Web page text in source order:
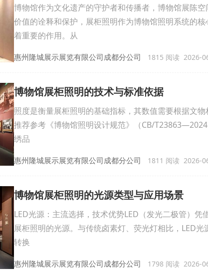
博物馆作为文化遗产的守护者和传播者，博物馆展陈
价值的诠释和保护，展柜照明作为博物馆照明系统的
着重要的作用。从
惠州隆城展示展览有限公司成都分公司 1815 阅读 2026-
博物馆展柜照明的技术与标准依据
照度是衡量展柜照明的基础指标，其数值需要根据文
推荐参考《博物馆照明设计规范》（CB/
绣品
惠州隆城展示展览有限公司成都分公司 1811 阅读 2026-
博物馆展柜照明的光源类型与应用场景
LED光源：主流选择，技术优势LED（发光二极管）
展柜照明的光源。与传统卤素灯、荧光灯相比，LED
转换
惠州隆城展示展览有限公司成都分公司 1798 阅读 2026-